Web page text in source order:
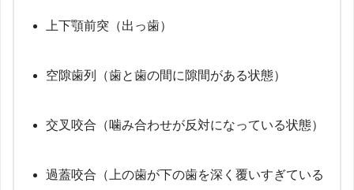
上下顎前突（出っ歯）
空隙歯列（歯と歯の間に隙間がある状態）
交叉咬合（噛み合わせが反対になっている状態）
過蓋咬合（上の歯が下の歯を深く覆いすぎている